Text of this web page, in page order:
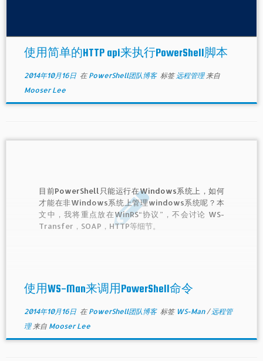
使用简单的HTTP api来执行PowerShell脚本
2014年10月16日在 PowerShell团队博客 标签远程管理 来自
Mooser Lee
目前PowerShell只能运行在Windows系统上，如何
才能在非Windows系统上管理windows系统呢？本
文中，我将重点放在WinRS“协议”，不会讨论 WS-
Transfer，SOAP，HTTP等细节。
使用WS-Man来调用PowerShell命令
2014年10月16日在 PowerShell团队博客 标签 WS-Man/远程管
理 来自 Mooser Lee